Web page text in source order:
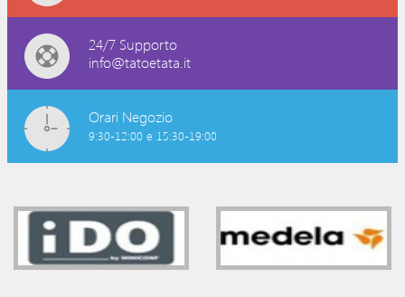
24/7 Supporto
info@tatoetata.it
Orari Negozio
9:30-12:00 e 15:30-19:00